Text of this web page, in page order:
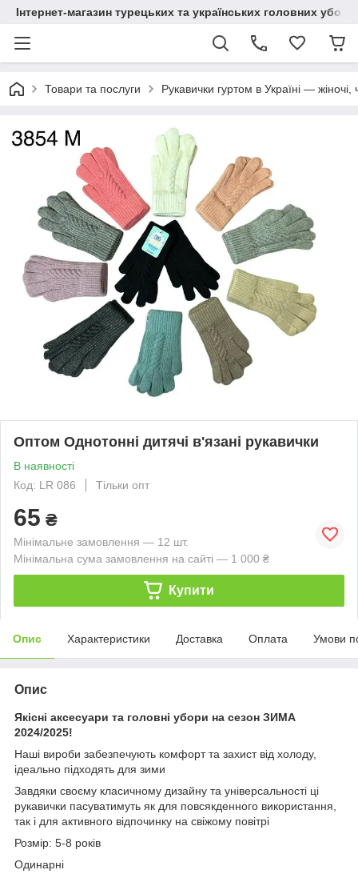
Інтернет-магазин турецьких та українських головних
Товари та послуги Рукавички гуртом в Україні — жіночі,
Оптом Однотонні дитячі в'язані рукавички
В наявності
Код: LR 086
Тільки опт
65 ₴
Мінімальне замовлення — 12 шт.
Мінімальна сума замовлення на сайті — 1 000 ₴
Купити
Опис Характеристики Доставка Оплата Умови
Опис
Якісні аксесуари та головні убори на сезон ЗИМА
2024/2025!
Наші вироби забезпечують комфорт та захист від холоду,
ідеально підходять для зими
Завдяки своєму класичному дизайну та універсальності ці
рукавички пасуватимуть як для повсякденного використання,
так і для активного відпочинку на свіжому повітрі
Розмір: 5-8 років
Одинарні